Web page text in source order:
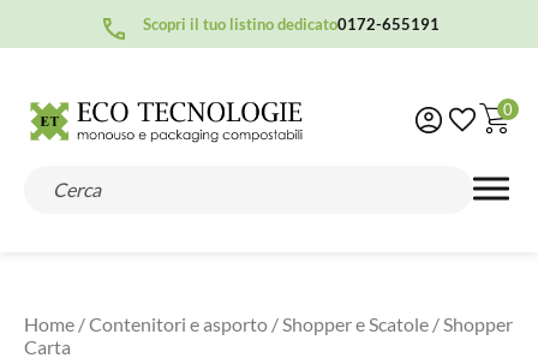
Scopri il tuo listino dedicato0172-655191
0
Home /Contenitori e asporto /Shopper e Scatole / Shopper
Carta